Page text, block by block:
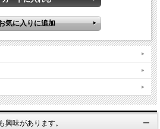
興味があります。